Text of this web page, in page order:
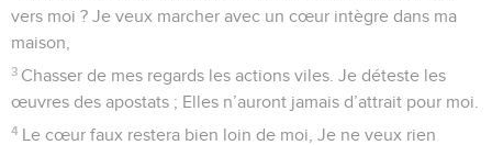
vers moi ? Je veux marcher avec un cœur intègre dans ma
maison,
3 Chasser de mes regards les actions viles. Je déteste les
œuvres des apostats ; Elles n’auront jamais d’attrait pour moi.
4 Le cœur faux restera bien loin de moi, Je ne veux rien